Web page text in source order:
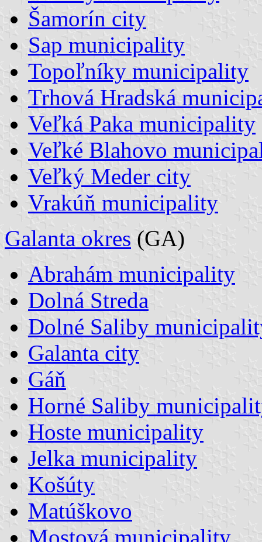
Šamorín city
Sap municipality
Topoľníky municipality
Trhová Hradská
Veľká Paka municipality
Veľké Blahovo
Veľký Meder city
Vrakúň municipality
Galanta okres (GA)
Abrahám municipality
Dolná Streda
Dolné Saliby
Galanta city
Gáň
Horné Saliby
Hoste municipality
Jelka municipality
Košúty
Matúškovo
Mostová municipality